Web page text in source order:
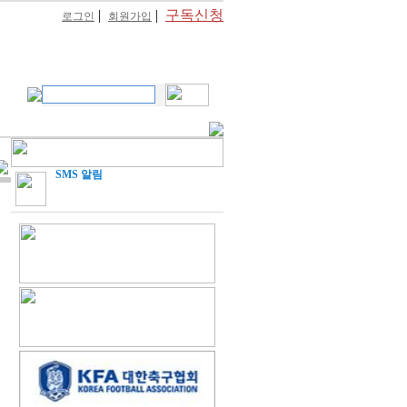
로그인 | 회원가입 | 구독신청
SMS 알림